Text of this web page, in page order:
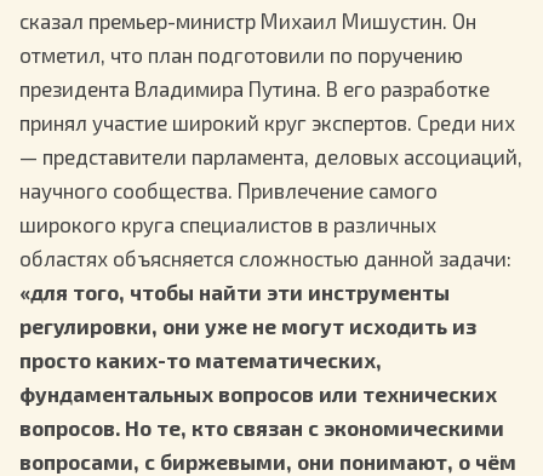
сказал премьер-министр Михаил Мишустин. Он
отметил, что план подготовили по поручению
президента Владимира Путина. В его разработке
принял участие широкий круг экспертов. Среди них
— представители парламента, деловых ассоциаций,
научного сообщества. Привлечение самого
широкого круга специалистов в различных
областях объясняется сложностью данной задачи:
«для того, чтобы найти эти инструменты
регулировки, они уже не могут исходить из
просто каких-то математических,
фундаментальных вопросов или технических
вопросов. Но те, кто связан с экономическими
вопросами, с биржевыми, они понимают, о чём